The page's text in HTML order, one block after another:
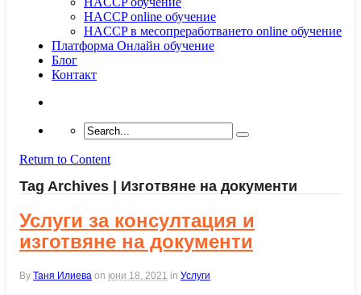
HACCP online обучение
HACCP в месопреработването online обучение
Платформа Онлайн обучение
Блог
Контакт
Return to Content
Tag Archives | Изготвяне на документи
Услуги за консултация и
изготвяне на документи
By Таня Илиева on юни 18, 2021 in Услуги